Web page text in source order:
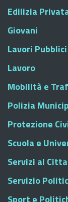
Edilizia
Giovani
Lavori Pubblici
Lavoro
Mobilità e
Polizia
Protezione
Scuola e
Servizi al
Servizio
Sport e